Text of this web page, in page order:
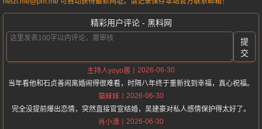
精彩用户评论 - 黑料网
提
交
主持人yoyo酱
2026-06-30
当年看他和石贞善闹离婚闹得很难看，时隔八年终于重新找到幸福，真心祝福。
猫妹妹
2026-06-30
完全没提前爆出恋情，突然直接官宣结婚，吴建豪对私人感情保护得太好了。
肖小潇
2026-06-30